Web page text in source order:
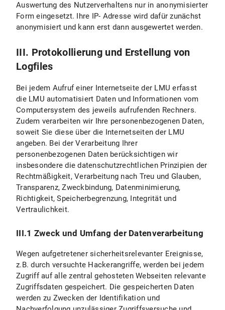
Auswertung des Nutzerverhaltens nur in anonymisierter
Form eingesetzt. Ihre IP- Adresse wird dafür zunächst
anonymisiert und kann erst dann ausgewertet werden.
III. Protokollierung und Erstellung von
Logfiles
Bei jedem Aufruf einer Internetseite der LMU erfasst
die LMU automatisiert Daten und Informationen vom
Computersystem des jeweils aufrufenden Rechners.
Zudem verarbeiten wir Ihre personenbezogenen Daten,
soweit Sie diese über die Internetseiten der LMU
angeben. Bei der Verarbeitung Ihrer
personenbezogenen Daten berücksichtigen wir
insbesondere die datenschutzrechtlichen Prinzipien der
Rechtmäßigkeit, Verarbeitung nach Treu und Glauben,
Transparenz, Zweckbindung, Datenminimierung,
Richtigkeit, Speicherbegrenzung, Integrität und
Vertraulichkeit.
III.1 Zweck und Umfang der Datenverarbeitung
Wegen aufgetretener sicherheitsrelevanter Ereignisse,
z.B. durch versuchte Hackerangriffe, werden bei jedem
Zugriff auf alle zentral gehosteten Webseiten relevante
Zugriffsdaten gespeichert. Die gespeicherten Daten
werden zu Zwecken der Identifikation und